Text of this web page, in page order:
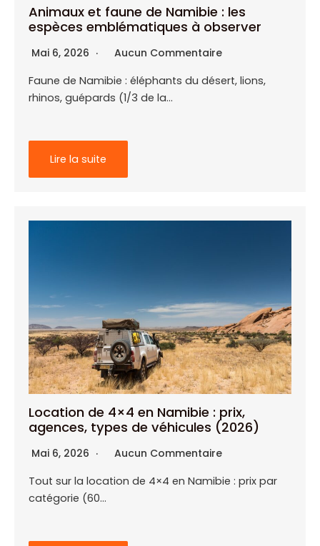
Animaux et faune de Namibie : les
espèces emblématiques à observer
Mai 6, 2026
Aucun Commentaire
Faune de Namibie : éléphants du désert, lions,
rhinos, guépards (1/3 de la…
Lire la suite
Location de 4×4 en Namibie : prix,
agences, types de véhicules (2026)
Mai 6, 2026
Aucun Commentaire
Tout sur la location de 4×4 en Namibie : prix par
catégorie (60…